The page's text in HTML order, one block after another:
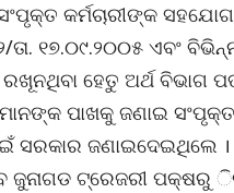
କର୍ମଚାରୀଙ୍କ
୧୭.୦୯.୨୦୦୫ ଏବଂ
ହେତୁ ଅର୍ଥ ବିଭାଗ
ପାଖକୁ ଜଣାଇ
ସରକାର ଜଣାଇଦେଇଥିଲେ
ଜୁନାଗଡ ଟ୍ରେଜରୀ